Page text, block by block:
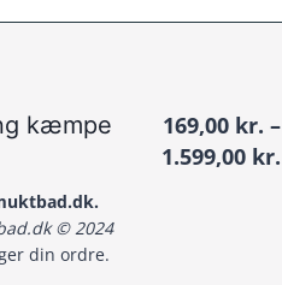
kæmpe
169,00 kr. –
1.599,00 kr.
© 2024
din ordre.